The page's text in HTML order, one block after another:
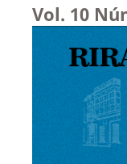
Vol. 10